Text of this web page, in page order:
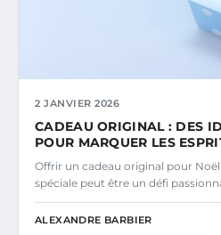
2 JANVIER 2026
CADEAU ORIGINAL : DES
POUR MARQUER LES
Offrir un cadeau original pour
spéciale peut être un défi
ALEXANDRE BARBIER